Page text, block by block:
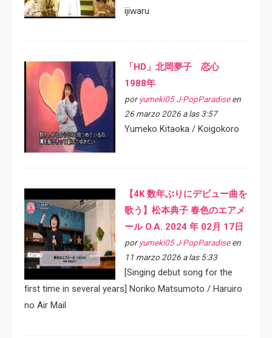
ijiwaru
「HD」北岡夢子 恋心
1988年
por yumeki05 J-PopParadiseen
26 marzo 2026 a las 3:57
Yumeko Kitaoka / Koigokoro
【4K 数年ぶりにデビュー曲を
歌う】松本典子 春色のエアメ
ール O.A. 2024 年 02月 17日
por yumeki05 J-PopParadiseen
11 marzo 2026 a las 5:33
[Singing debut song for the
first time in several years] Noriko Matsumoto / Haruiro
no Air Mail